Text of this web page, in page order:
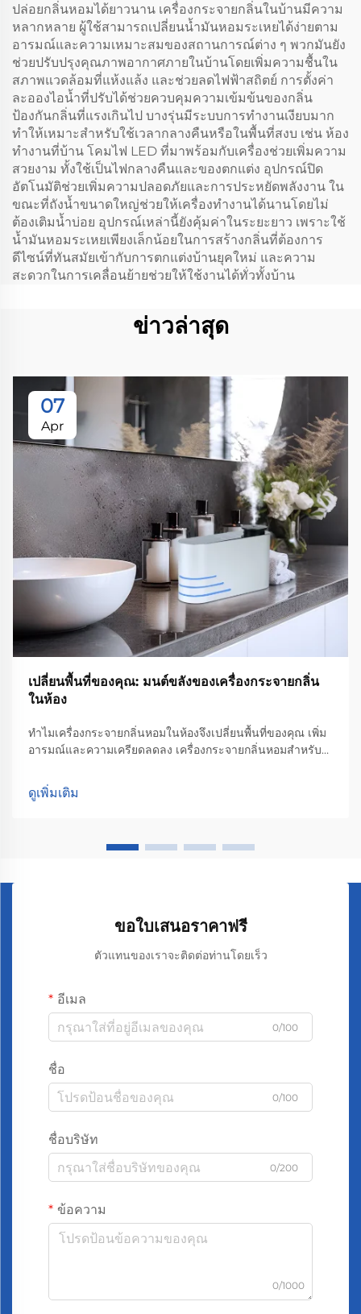
ปล่อยกลิ่นหอมได้ยาวนาน เครื่องกระจายกลิ่นในบ้านมีความ
หลากหลาย ผู้ใช้สามารถเปลี่ยนน้ำมันหอมระเหยได้ง่ายตาม
อารมณ์และความเหมาะสมของสถานการณ์ต่าง ๆ พวกมันยัง
ช่วยปรับปรุงคุณภาพอากาศภายในบ้านโดยเพิ่มความชื้นใน
สภาพแวดล้อมที่แห้งแล้ง และช่วยลดไฟฟ้าสถิตย์ การตั้งค่า
ละอองไอน้ำที่ปรับได้ช่วยควบคุมความเข้มข้นของกลิ่น
ป้องกันกลิ่นที่แรงเกินไป บางรุ่นมีระบบการทำงานเงียบมาก
ทำให้เหมาะสำหรับใช้เวลากลางคืนหรือในพื้นที่สงบ เช่น ห้อง
ทำงานที่บ้าน โคมไฟ LED ที่มาพร้อมกับเครื่องช่วยเพิ่มความ
สวยงาม ทั้งใช้เป็นไฟกลางคืนและของตกแต่ง อุปกรณ์ปิด
อัตโนมัติช่วยเพิ่มความปลอดภัยและการประหยัดพลังงาน ใน
ขณะที่ถังน้ำขนาดใหญ่ช่วยให้เครื่องทำงานได้นานโดยไม่
ต้องเติมน้ำบ่อย อุปกรณ์เหล่านี้ยังคุ้มค่าในระยะยาว เพราะใช้
น้ำมันหอมระเหยเพียงเล็กน้อยในการสร้างกลิ่นที่ต้องการ
ดีไซน์ที่ทันสมัยเข้ากับการตกแต่งบ้านยุคใหม่ และความ
สะดวกในการเคลื่อนย้ายช่วยให้ใช้งานได้ทั่วทั้งบ้าน
ข่าวล่าสุด
07
Apr
เปลี่ยนพื้นที่ของคุณ: มนต์ขลังของเครื่องกระจายกลิ่น
ในห้อง
ทำไมเครื่องกระจายกลิ่นหอมในห้องจึงเปลี่ยนพื้นที่ของคุณ เพิ่ม
อารมณ์และความเครียดลดลง เครื่องกระจายกลิ่นหอมสำหรับ
ค้นพบว่ากลิ่นส่งผลต่อมนุษย์อย่างไร คนที่ได้กลิ่นลาเวนเดอร์...
ดูเพิ่มเติม
ขอใบเสนอราคาฟรี
ตัวแทนของเราจะติดต่อท่านโดยเร็ว
อีเมล
0/100
ชื่อ
0/100
ชื่อบริษัท
0/200
ข้อความ
0/1000